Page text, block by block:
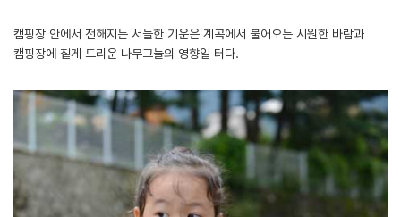
캠핑장 안에서 전해지는 서늘한 기운은 계곡에서 불어오는 시원한 바람과
캠핑장에 짙게 드리운 나무그늘의 영향일 터다.